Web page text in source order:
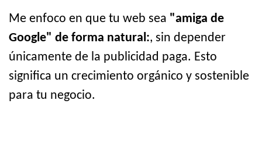
Me enfoco en que tu web sea "amiga de
Google" de forma natural:, sin depender
únicamente de la publicidad paga. Esto
significa un crecimiento orgánico y sostenible
para tu negocio.